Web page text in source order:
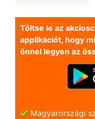
Töltse le az
applikációt, hogy
önnel legyen az
Magyarországi